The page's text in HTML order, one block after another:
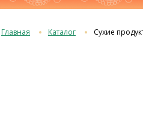
Главная Каталог Сухие